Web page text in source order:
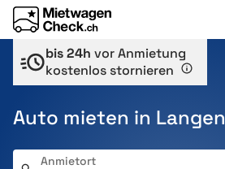
bis 24h vor Anmietung
kostenlos stornieren
Auto mieten in Langen
Anmietort